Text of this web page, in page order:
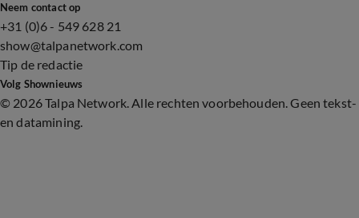
Neem contact op
+31 (0)6 - 549 628 21
show@talpanetwork.com
Tip de redactie
Volg Shownieuws
© 2026 Talpa Network. Alle rechten voorbehouden. Geen tekst-
en datamining.